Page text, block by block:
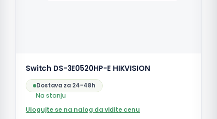
Switch DS-3E0520HP-E HIKVISION
Dostava za 24-48h
Na stanju
Ulogujte se na nalog da vidite cenu